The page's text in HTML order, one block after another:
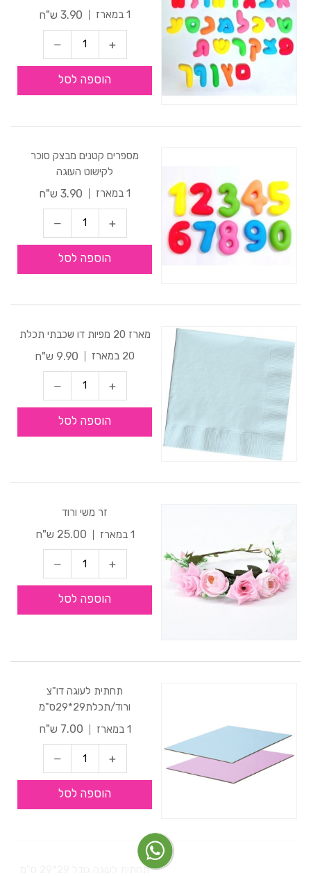
1 במארז
3.90 ש"ח
הוספה לסל
מספרים קטנים מבצק סוכר
לקישוט העוגה
1 במארז
3.90 ש"ח
הוספה לסל
מארז 20 מפיות דו שכבתי תכלת
20 במארז
9.90 ש"ח
הוספה לסל
זר משי ורוד
1 במארז
25.00 ש"ח
הוספה לסל
תחתית לעוגה דו"צ
ורוד/תכלת29*29ס"מ
1 במארז
7.00 ש"ח
הוספה לסל